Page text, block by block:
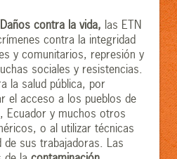
Daños contra la vida, las ETN
contra la integridad
y comunitarios, represión y
sociales y resistencias.
la salud pública, por
el acceso a los pueblos de
Ecuador y muchos otros
o al utilizar técnicas
de sus trabajadoras. Las